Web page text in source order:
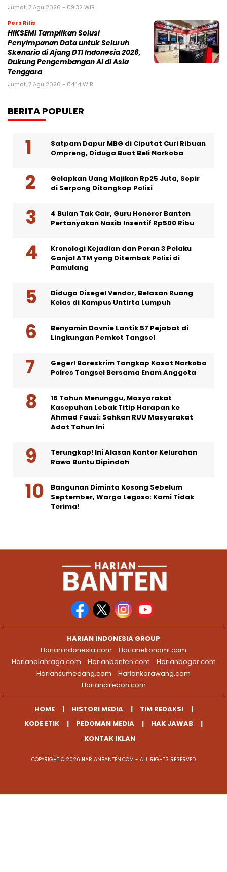
Jumat, 7 Agu 2026 - 09:32 WIB
Pers Rilis
HIKSEMI Tampilkan Solusi
Penyimpanan Data untuk Seluruh
Skenario di Ajang DTI Indonesia 2026,
Dukung Pengembangan AI di Asia
Tenggara
Jumat, 7 Agu 2026 - 04:14 WIB
BERITA POPULER
Satpam Dapur MBG di Ciputat Curi Ribuan
Ompreng, Diduga Buat Beli Narkoba
Gelapkan Uang Majikan Rp25 Juta, Sopir
di Serpong Ditangkap Polisi
4 Bulan Tak Cair, Guru Honorer Banten
Pertanyakan Nasib Insentif Rp500 Ribu
Kronologi Kejadian dan Peran 3 Pelaku
Ganjal ATM yang Ditembak Polisi di
Pamulang
Diduga Disegel Vendor, Belasan Ruang
Kelas di Kampus Untirta Lumpuh
Benyamin Davnie Lantik 57 Pejabat di
Lingkungan Pemkot Tangsel
Geger! Bareskrim Tangkap Kasat Narkoba
Polres Tangsel Bersama Enam Anggota
16 Tahun Menunggu, Masyarakat
Kasepuhan Lebak Titip Harapan ke
Ahmad Fauzi: Sahkan RUU Masyarakat
Adat Tahun Ini
Terungkap! Ini Alasan Kantor Kelurahan
Rawa Buntu Dipindah
Bangunan Diminta Kosong Sebelum
September, Warga Legoso: Kami Tidak
Terima!
HARIAN INDONESIA GROUP
Harianindonesia.com
Harianekonomi.com
Harianolahraga.com
Harianbanten.com
Harianbogor.com
Hariansumedang.com
Hariankarawang.com
Hariancirebon.com
HOME HISTORI MEDIA
TIM REDAKSI
KODE ETIK
PEDOMAN MEDIA
HAK JAWAB
KONTAK IKLAN
COPYRIGHT © 2026 HARIANBANTEN.COM - ALL RIGHTS RESERVED